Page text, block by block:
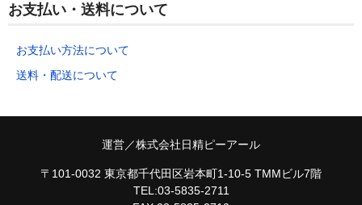
お支払い・送料について
お支払い方法について
送料・配送について
運営／株式会社日精ピーアール
〒101-0032 東京都千代田区岩本町1-10-5 TMMビル7階
TEL:03-5835-2711